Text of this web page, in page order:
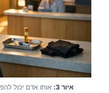
איור 3:
אותו אדם יכול